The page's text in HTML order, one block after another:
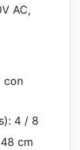
AC,
con
4 / 8
cm